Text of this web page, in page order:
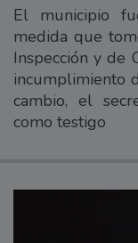
El municipio
medida que
Inspección y de
incumplimiento
cambio, el
como testigo